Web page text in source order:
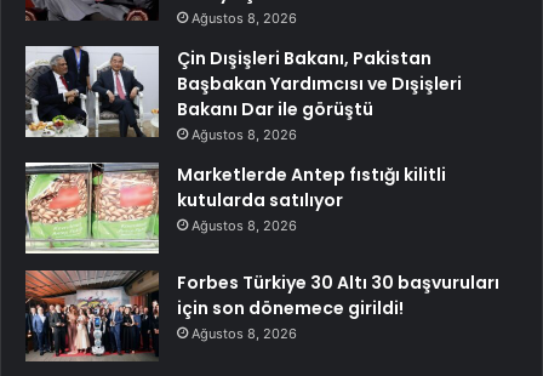
Ağustos 8, 2026
Çin Dışişleri Bakanı, Pakistan
Başbakan Yardımcısı ve Dışişleri
Bakanı Dar ile görüştü
Ağustos 8, 2026
Marketlerde Antep fıstığı kilitli
kutularda satılıyor
Ağustos 8, 2026
Forbes Türkiye 30 Altı 30 başvuruları
için son dönemece girildi!
Ağustos 8, 2026